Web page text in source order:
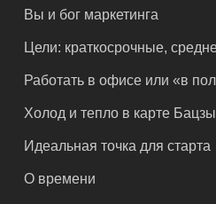
Вы и бог маркетинга
Цели: краткосрочные,
Работать в офисе или «в
Холод и тепло в карте Бацзы
Идеальная точка для старта
О времени